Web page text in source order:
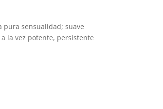
pura sensualidad; suave
la vez potente, persistente